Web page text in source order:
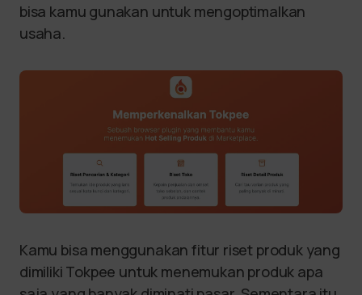
bisa kamu gunakan untuk mengoptimalkan
usaha.
Kamu bisa menggunakan fitur riset produk yang
dimiliki Tokpee untuk menemukan produk apa